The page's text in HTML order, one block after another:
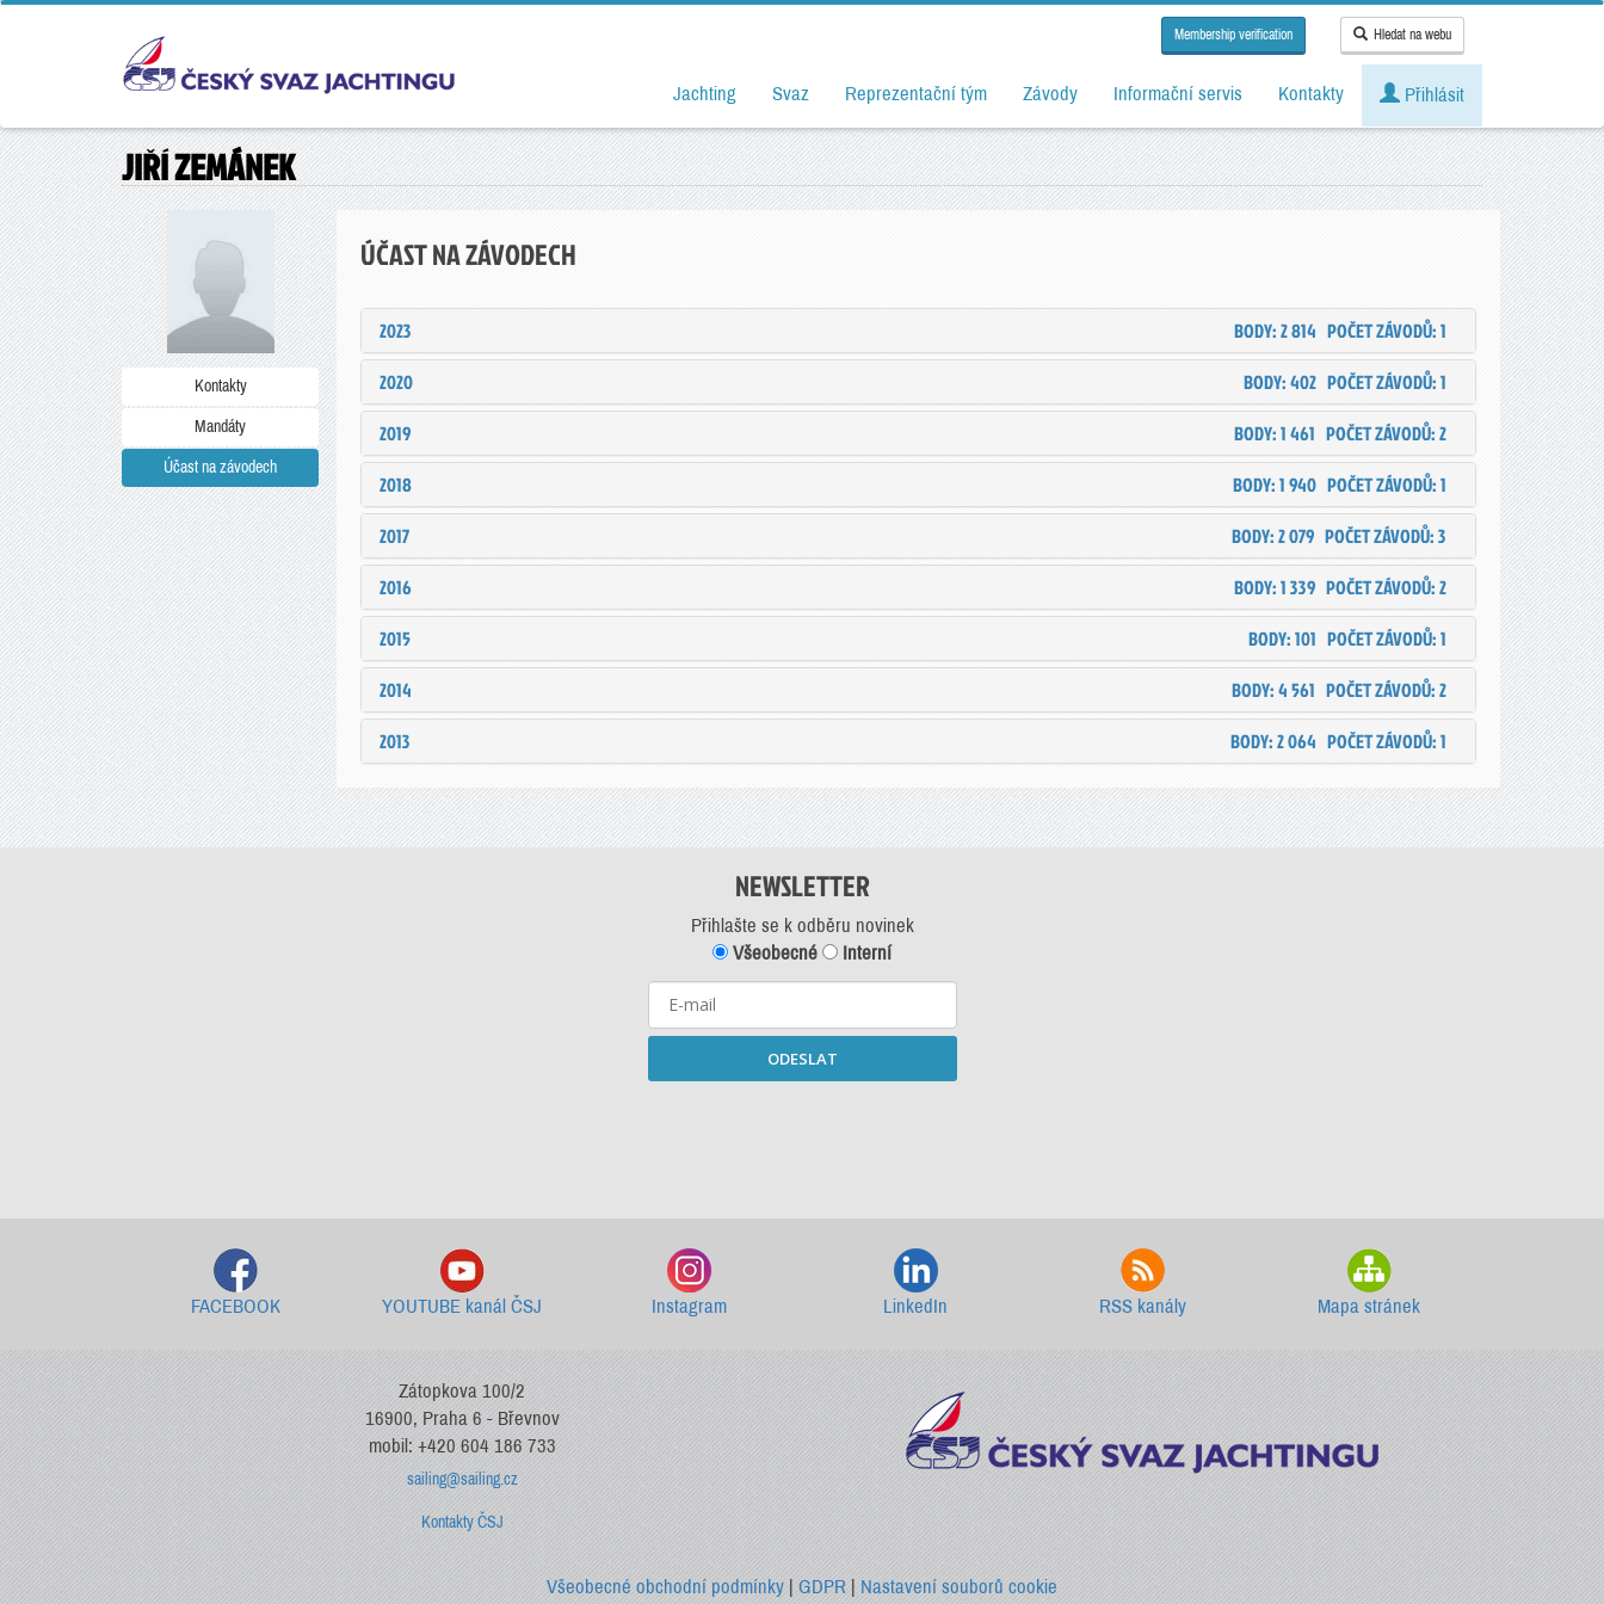
Membership verification Hledat na webu
Jachting Svaz Reprezentační tým Závody Informační servis Kontakty Přihlásit
JIŘÍ ZEMÁNEK
Kontakty
Mandáty
Účast na závodech
ÚČAST NA ZÁVODECH
2023 POČET ZÁVODŮ: 1
BODY: 2 814
2020
POČET ZÁVODŮ: 1
BODY: 402
2019
POČET ZÁVODŮ: 2
BODY: 1 461
2018
POČET ZÁVODŮ: 1
BODY: 1 940
2017
POČET ZÁVODŮ: 3
BODY: 2 079
2016
POČET ZÁVODŮ: 2
BODY: 1 339
2015
POČET ZÁVODŮ: 1
BODY: 101
2014
POČET ZÁVODŮ: 2
BODY: 4 561
2013
POČET ZÁVODŮ: 1
BODY: 2 064
NEWSLETTER
Přihlašte se k odběru novinek
Všeobecné
Interní
ODESLAT
FACEBOOK YOUTUBE kanál ČSJ Instagram LinkedIn RSS kanály Mapa stránek
Zátopkova 100/2
16900, Praha 6 - Břevnov
mobil: +420 604 186 733
sailing@sailing.cz
Kontakty ČSJ
Všeobecné obchodní podmínky |GDPR |Nastavení souborů cookie